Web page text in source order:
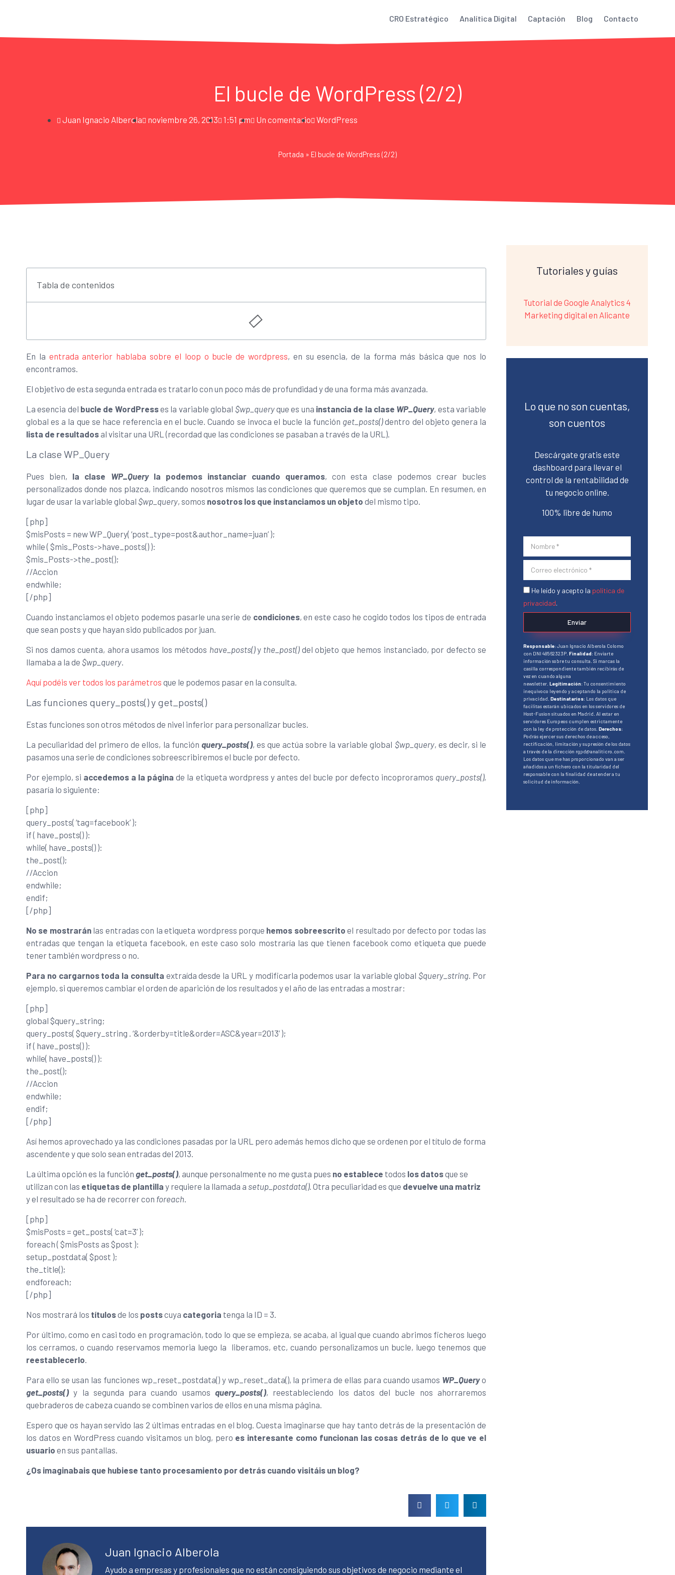
CRO Estratégico Analítica Digital Captación Blog Contacto
El bucle de WordPress (2/2)
Juan Ignacio Alberola noviembre 26, 2013 1:51 pm Un comentario WordPress
Portada » El bucle de WordPress (2/2)
Tabla de contenidos
En la entrada anterior hablaba sobre el loop o bucle de wordpress, en su esencia, de la forma más básica que nos lo
encontramos.
El objetivo de esta segunda entrada es tratarlo con un poco más de profundidad y de una forma más avanzada.
La esencia del bucle de WordPresses la variable global $wp_queryque es una instancia de la clase WP_Query, esta variable
global es a la que se hace referencia en el bucle. Cuando se invoca el bucle la función get_posts()dentro del objeto genera la
lista de resultados al visitar una URL (recordad que las condiciones se pasaban a través de la URL).
La clase WP_Query
Pues bien, la clase WP_Queryla podemos instanciar cuando queramos, con esta clase podemos crear bucles
personalizados donde nos plazca, indicando nosotros mismos las condiciones que queremos que se cumplan. En resumen, en
lugar de usar la variable global $wp_query, somos nosotros los que instanciamos un objeto del mismo tipo.
[php]
$misPosts = new WP_Query( ‘post_type=post&author_name=juan’ );
while ( $mis_Posts->have_posts() ):
$mis_Posts->the_post();
//Accion
endwhile;
[/php]
Cuando instanciamos el objeto podemos pasarle una serie de condiciones, en este caso he cogido todos los tipos de entrada
que sean posts y que hayan sido publicados por juan.
Si nos damos cuenta, ahora usamos los métodos have_posts()y the_post()del objeto que hemos instanciado, por defecto se
llamaba a la de $wp_query
Aquí podéis ver todos los parámetros que le podemos pasar en la consulta.
Las funciones query_posts() y get_posts()
Estas funciones son otros métodos de nivel inferior para personalizar bucles.
La peculiaridad del primero de ellos, la función query_posts(), es que actúa sobre la variable global $wp_query, es decir, si le
pasamos una serie de condiciones sobreescribiremos el bucle por defecto.
Por ejemplo, si accedemos a la página de la etiqueta wordpress y antes del bucle por defecto incoproramos query_posts(),
pasaría lo siguiente:
[php]
query_posts( ‘tag=facebook’ );
if ( have_posts() ):
while( have_posts() ):
the_post();
//Accion
endwhile;
endif;
[/php]
No se mostraránlas entradas con la etiqueta wordpress porque hemos sobreescrito el resultado por defecto por todas las
entradas que tengan la etiqueta facebook, en este caso solo mostraría las que tienen facebook como etiqueta que puede
tener también wordpress o no.
Para no cargarnos toda la consulta extraída desde la URL y modificarla podemos usar la variable global $query_string . Por
ejemplo, si queremos cambiar el orden de aparición de los resultados y el año de las entradas a mostrar:
[php]
global $query_string;
query_posts( $query_string . ‘&orderby=title&order=ASC&year=2013’ );
if ( have_posts() ):
while( have_posts() ):
the_post();
//Accion
endwhile;
endif;
[/php]
Así hemos aprovechado ya las condiciones pasadas por la URL pero además hemos dicho que se ordenen por el título de forma
ascendente y que solo sean entradas del 2013.
La última opción es la función get_posts(), aunque personalmente no me gusta pues no establece todos los datosque se
utilizan con las etiquetas de plantilla y requiere la llamada a setup_postdata(). Otra peculiaridad es que devuelve una matriz
y el resultado se ha de recorrer con foreach
[php]
$misPosts = get_posts( ‘cat=3’ );
foreach ( $misPosts as $post ):
setup_postdata( $post );
the_title();
endforeach;
[/php]
Nos mostrará los títulosde los postscuya categoria tenga la ID = 3.
Por último, como en casi todo en programación, todo lo que se empieza, se acaba, al igual que cuando abrimos ficheros luego
los cerramos, o cuando reservamos memoria luego la liberamos, etc, cuando personalizamos un bucle, luego tenemos que
reestablecerlo
Para ello se usan las funciones wp_reset_postdata() y wp_reset_data(), la primera de ellas para cuando usamos WP_Queryo
get_posts()y la segunda para cuando usamos query_posts(), reestableciendo los datos del bucle nos ahorraremos
quebraderos de cabeza cuando se combinen varios de ellos en una misma página.
Espero que os hayan servido las 2 últimas entradas en el blog. Cuesta imaginarse que hay tanto detrás de la presentación de
los datos en WordPress cuando visitamos un blog, pero es interesante como funcionan las cosas detrás de lo que ve el
usuario en sus pantallas.
¿Os imaginabais que hubiese tanto procesamiento por detrás cuando visitáis un blog?
Juan Ignacio Alberola
Ayudo a empresas y profesionales que no están consiguiendo sus objetivos de negocio mediante el
Tutoriales y guías
Tutorial de Google Analytics 4
Marketing digital en Alicante
Lo que no son cuentas,
son cuentos
Descárgate gratis este
dashboard para llevar el
control de la rentabilidad de
tu negocio online.
100% libre de humo
He leído y acepto la política de
privacidad.
Enviar
Responsable: Juan Ignacio Alberola Colomo
con DNI 48562323P. Finalidad: Enviarte
información sobre tu consulta. Si marcas la
casilla correspondiente también recibirás de
vez en cuando alguna
newsletter. Legitimación: Tu consentimiento
inequívoco leyendo y aceptando la política de
privacidad. Destinatarios: Los datos que
facilitas estarán ubicados en los servidores de
Host-Fusion situados en Madrid. Al estar en
servidores Europeos cumplen estrictamente
con la ley de protección de datos. Derechos:
Podrás ejercer sus derechos de acceso,
rectificación, limitación y supresión de los datos
a través de la dirección rgpd@analiticro.com.
Los datos que me has proporcionado van a ser
añadidos a un fichero con la titularidad del
responsable con la finalidad de atender a tu
solicitud de información.